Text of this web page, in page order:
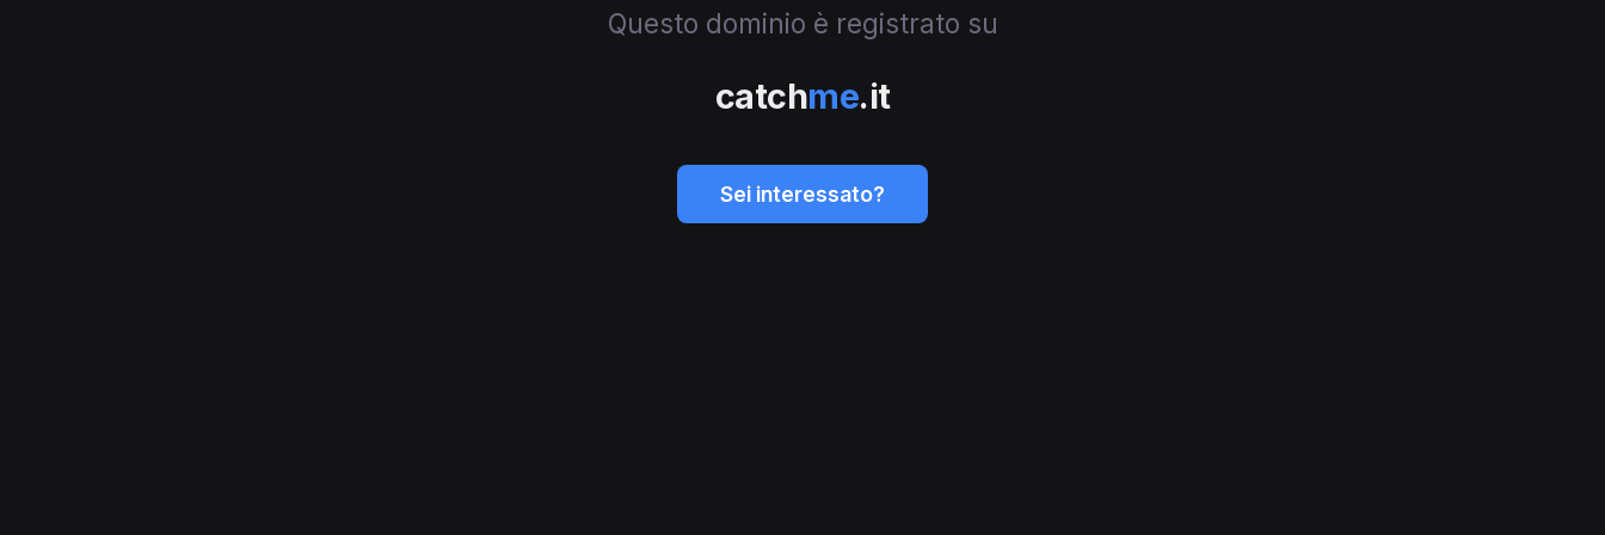
Questo dominio è registrato su
catchme.it
Sei interessato?